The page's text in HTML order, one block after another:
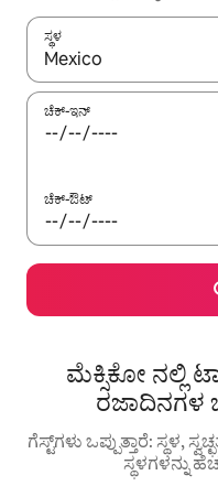
ಸ್ಥಳ
ಫಲಿತಾಂಶಗಳು
ಚೆಕ್-ಇನ್
ಚೆಕ್-ಔಟ್
ಮೆಕ್ಸಿಕೋ ನಲ್ಲಿ
ರಜಾದಿನಗಳ
ಗೆಸ್ಟ್‌ಗಳು ಒಪ್ಪುತ್ತಾರೆ: ಸ್ಥಳ,
ಸ್ಥಳಗಳನ್ನು